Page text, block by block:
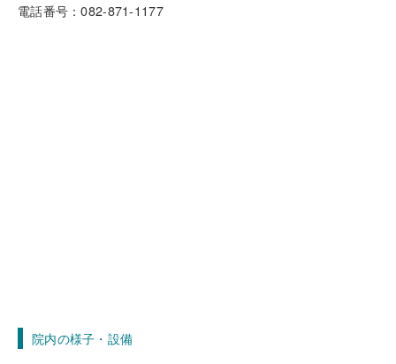
電話番号：082-871-1177
院内の様子・設備